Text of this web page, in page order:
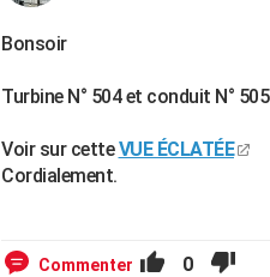
Bonsoir
Turbine N° 504 et conduit N° 505
Voir sur cetteVUE ÉCLATÉE
Cordialement.
Commenter 0